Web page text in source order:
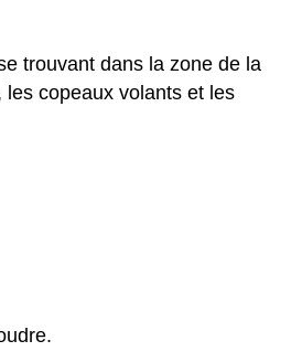
trouvant dans la zone de la
copeaux volants et les